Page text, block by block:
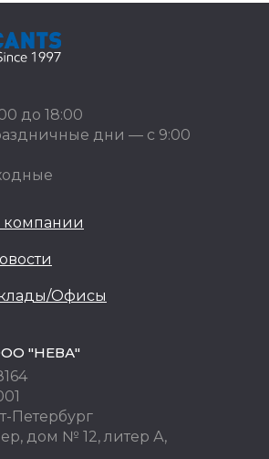
до 18:00
дни — с 9:00
Офисы
"НЕВА"
Петербург
дом № 12, литер А,